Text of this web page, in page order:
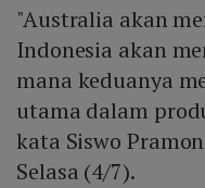
"Australia akan
Indonesia akan
mana keduanya
utama dalam
kata Siswo
Selasa (4/7).